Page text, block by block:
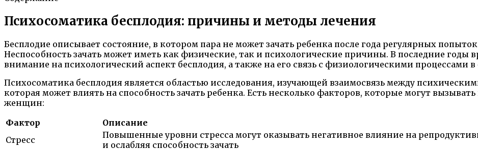
Психосоматика бесплодия: причины и методы лечения
Бесплодие описывает состояние, в котором пара не может зачать ребенка после года регулярных
Неспособность зачать может иметь как физические, так и психологические причины. В последние годы
внимание на психологический аспект бесплодия, а также на его связь с физиологическими процессами в
Психосоматика бесплодия является областью исследования, изучающей взаимосвязь между
которая может влиять на способность зачать ребенка. Есть несколько факторов, которые могут
женщин:
Фактор
Описание
Стресс
Повышенные уровни стресса могут оказывать негативное влияние на
и ослабляя способность зачать